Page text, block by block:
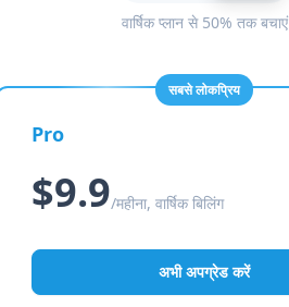
वार्षिक प्लान से 50% तक बचाएं
सबसे लोकप्रिय
Pro
$9.9/महीना, वार्षिक बिलिंग
अभी अपग्रेड करें